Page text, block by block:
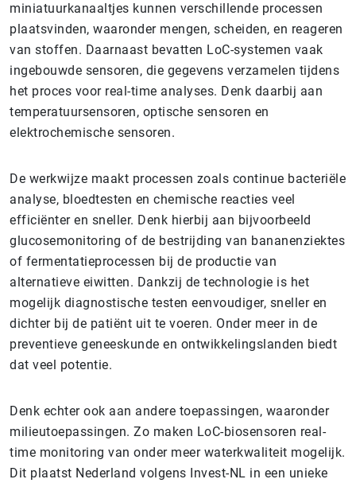
miniatuurkanaaltjes kunnen verschillende processen
plaatsvinden, waaronder mengen, scheiden, en reageren
van stoffen. Daarnaast bevatten LoC-systemen vaak
ingebouwde sensoren, die gegevens verzamelen tijdens
het proces voor real-time analyses. Denk daarbij aan
temperatuursensoren, optische sensoren en
elektrochemische sensoren.
De werkwijze maakt processen zoals continue bacteriële
analyse, bloedtesten en chemische reacties veel
efficiënter en sneller. Denk hierbij aan bijvoorbeeld
glucosemonitoring of de bestrijding van bananenziektes
of fermentatieprocessen bij de productie van
alternatieve eiwitten. Dankzij de technologie is het
mogelijk diagnostische testen eenvoudiger, sneller en
dichter bij de patiënt uit te voeren. Onder meer in de
preventieve geneeskunde en ontwikkelingslanden biedt
dat veel potentie.
Denk echter ook aan andere toepassingen, waaronder
milieutoepassingen. Zo maken LoC-biosensoren real-
time monitoring van onder meer waterkwaliteit mogelijk.
Dit plaatst Nederland volgens Invest-NL in een unieke